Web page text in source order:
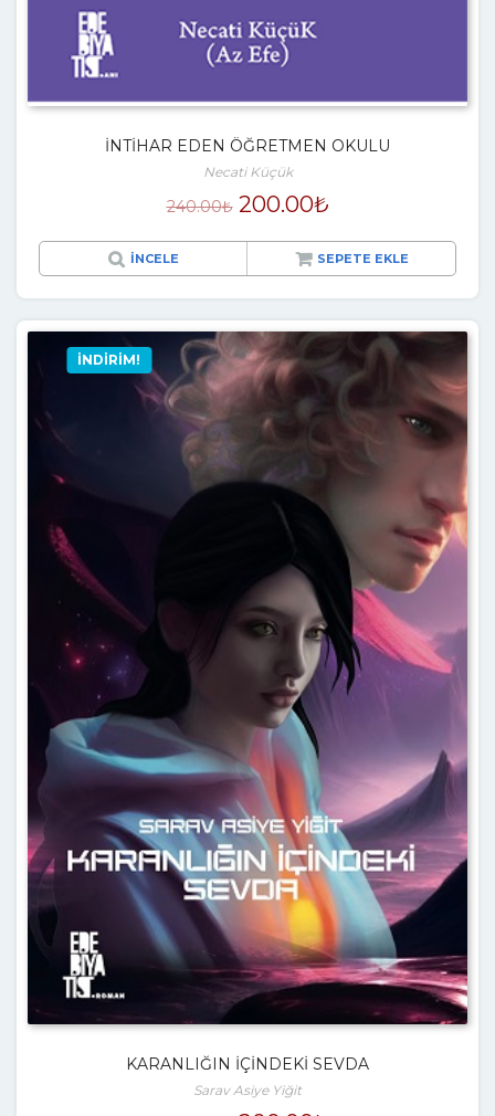
İNTİHAR EDEN ÖĞRETMEN OKULU
Necati Küçük
240.00₺ 200.00₺
İNCELE SEPETE EKLE
İNDIRIM!
KARANLIĞIN İÇİNDEKİ SEVDA
Sarav Asiye Yiğit